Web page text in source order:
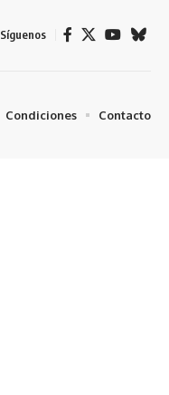
Síguenos
Condiciones Contacto